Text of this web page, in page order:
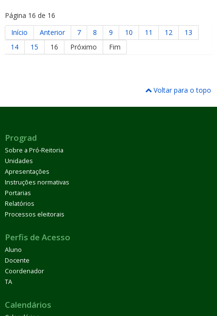
Página 16 de 16
Início
Anterior 7 8 9 10 11 12
13
14
15 16 Próximo Fim
Voltar para o topo
Prograd
Sobre a Pró-Reitoria
Unidades
Apresentações
Instruções normativas
Portarias
Relatórios
Processos eleitorais
Perfis de Acesso
Aluno
Docente
Coordenador
TA
Calendários